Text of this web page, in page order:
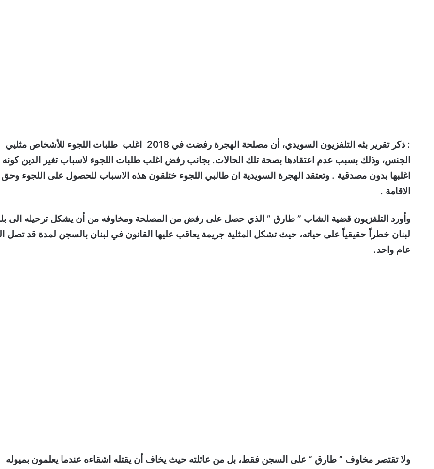
: ذكر تقرير بثه التلفزيون السويدي، أن مصلحة الهجرة رفضت في 2018 اغلب طلبات اللجوء للأشخاص مثليي
الجنس، وذلك بسبب عدم اعتقادها بصحة تلك الحالات. بجانب رفض اغلب طلبات اللجوء لاسباب تغير الدين كونه
اغلبها بدون مصدقية . وتعتقد الهجرة السويدية ان طالبي اللجوء ختلقون هذه الاسباب للحصول على اللجوء وحق
الاقامة .
وأورد التلفزيون قضية الشاب ” طارق ” الذي حصل على رفض من المصلحة ومخاوفه من أن يشكل ترحيله الى
لبنان خطراً حقيقياً على حياته، حيث تشكل المثلية جريمة يعاقب عليها القانون في لبنان بالسجن لمدة قد تصل
عام واحد.
ولا تقتصر مخاوف ” طارق ” على السجن فقط، بل من عائلته حيث يخاف أن يقتله اشقاءه عندما يعلمون بميوله